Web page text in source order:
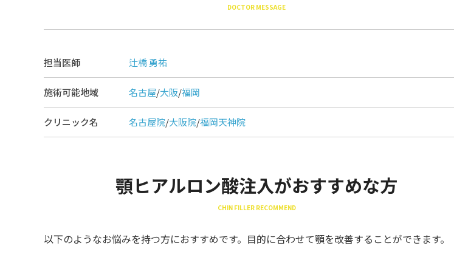
DOCTOR MESSAGE
担当医師 辻橋 勇祐
施術可能地域 名古屋/大阪/福岡
クリニック名 名古屋院/大阪院/福岡天神院
顎ヒアルロン酸注入がおすすめな方
CHIN FILLER RECOMMEND
以下のようなお悩みを持つ方におすすめです。目的に合わせて顎を改善することができます。